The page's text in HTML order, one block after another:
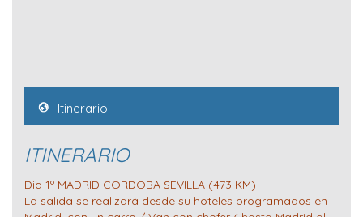
Itinerario
ITINERARIO
Dia 1º MADRID CORDOBA SEVILLA (473 KM)
La salida se realizará desde su hoteles programados en